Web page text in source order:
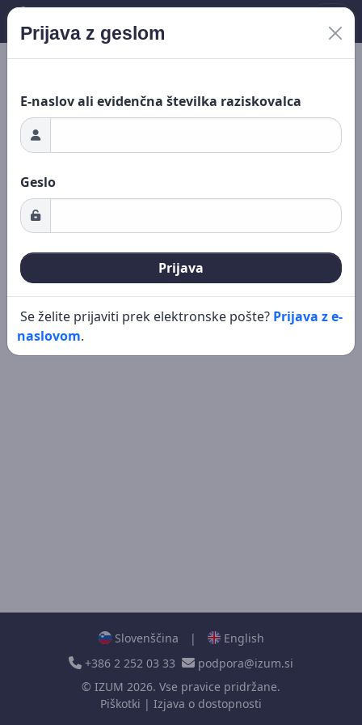
Nalaganje ...
Prijava z geslom
E-naslov ali evidenčna številka raziskovalca
Geslo
Prijava
Se želite prijaviti prek elektronske pošte? Prijava z e-
naslovom.
Slovenščina |
English
+386 2 252 03 33
podpora@izum.si
© IZUM 2026. Vse pravice pridržane.
Piškotki | Izjava o dostopnosti